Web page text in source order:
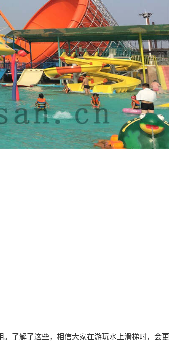
了解了这些，相信大家在游玩水上滑梯时，会更